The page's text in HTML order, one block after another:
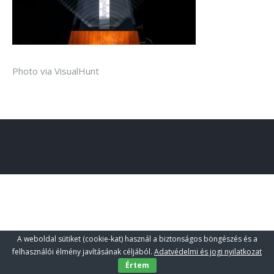
Photo via VisualHunt
A weboldal sütiket (cookie-kat) használ a biztonságos böngészés és a
felhasználói élmény javításának céljából. Adatvédelmi és jogi nyilatkozat
Értem